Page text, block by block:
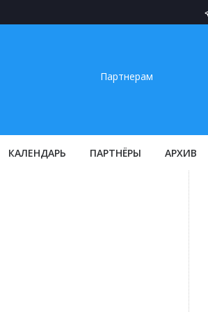
Партнерам
КАЛЕНДАРЬ ПАРТНЁРЫ АРХИВ